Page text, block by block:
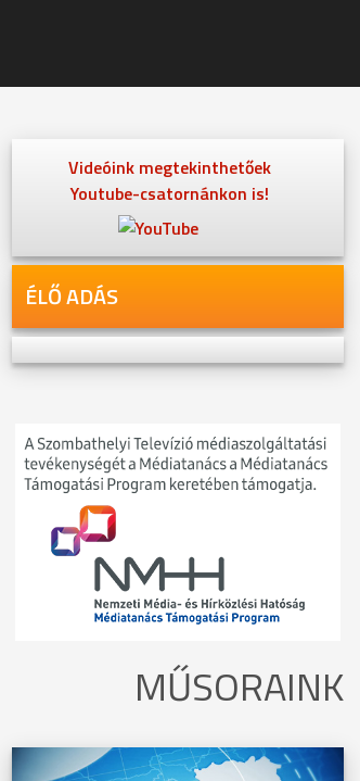
Videóink megtekinthetőek
Youtube-csatornánkon is!
ÉLŐ ADÁS
MŰSORAINK